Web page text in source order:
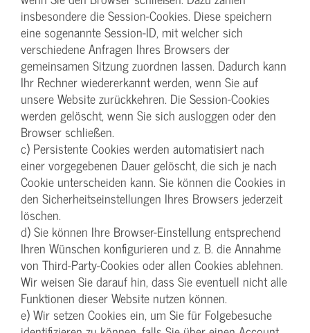
insbesondere die Session-Cookies. Diese speichern
eine sogenannte Session-ID, mit welcher sich
verschiedene Anfragen Ihres Browsers der
gemeinsamen Sitzung zuordnen lassen. Dadurch kann
Ihr Rechner wiedererkannt werden, wenn Sie auf
unsere Website zurückkehren. Die Session-Cookies
werden gelöscht, wenn Sie sich ausloggen oder den
Browser schließen.
c) Persistente Cookies werden automatisiert nach
einer vorgegebenen Dauer gelöscht, die sich je nach
Cookie unterscheiden kann. Sie können die Cookies in
den Sicherheitseinstellungen Ihres Browsers jederzeit
löschen.
d) Sie können Ihre Browser-Einstellung entsprechend
Ihren Wünschen konfigurieren und z. B. die Annahme
von Third-Party-Cookies oder allen Cookies ablehnen.
Wir weisen Sie darauf hin, dass Sie eventuell nicht alle
Funktionen dieser Website nutzen können.
e) Wir setzen Cookies ein, um Sie für Folgebesuche